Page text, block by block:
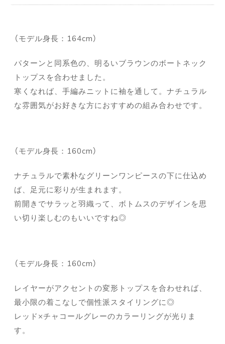
（モデル身長：164cm）
パターンと同系色の、明るいブラウンのボートネック
トップスを合わせました。
寒くなれば、手編みニットに袖を通して。ナチュラル
な雰囲気がお好きな方におすすめの組み合わせです。
（モデル身長：160cm）
ナチュラルで素朴なグリーンワンピースの下に仕込め
ば、足元に彩りが生まれます。
前開きでサラッと羽織って、ボトムスのデザインを思
い切り楽しむのもいいですね◎
（モデル身長：160cm）
レイヤーがアクセントの変形トップスを合わせれば、
最小限の着こなしで個性派スタイリングに◎
レッド×チャコールグレーのカラーリングが光りま
す。